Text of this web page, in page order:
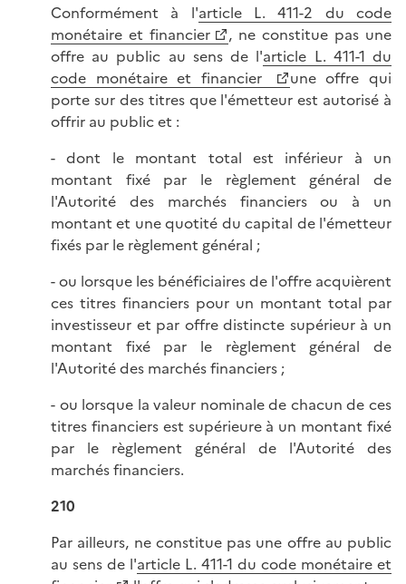
Conformément à l'article L. 411-2 du code
monétaire et financier
, ne constitue pas une
offre au public au sens de l'article L. 411-1 du
code monétaire et financier
une offre qui
porte sur des titres que l'émetteur est autorisé à
offrir au public et :
- dont le montant total est inférieur à un
montant fixé par le règlement général de
l'Autorité des marchés financiers ou à un
montant et une quotité du capital de l'émetteur
fixés par le règlement général ;
- ou lorsque les bénéficiaires de l'offre acquièrent
ces titres financiers pour un montant total par
investisseur et par offre distincte supérieur à un
montant fixé par le règlement général de
l'Autorité des marchés financiers ;
- ou lorsque la valeur nominale de chacun de ces
titres financiers est supérieure à un montant fixé
par le règlement général de l'Autorité des
marchés financiers.
210
Par ailleurs, ne constitue pas une offre au public
au sens de l'article L. 411-1 du code monétaire et